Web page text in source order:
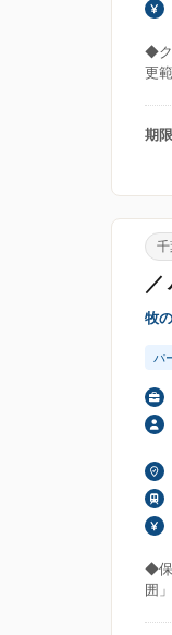
◆ク
更
期
／
牧
パ
◆保
囲